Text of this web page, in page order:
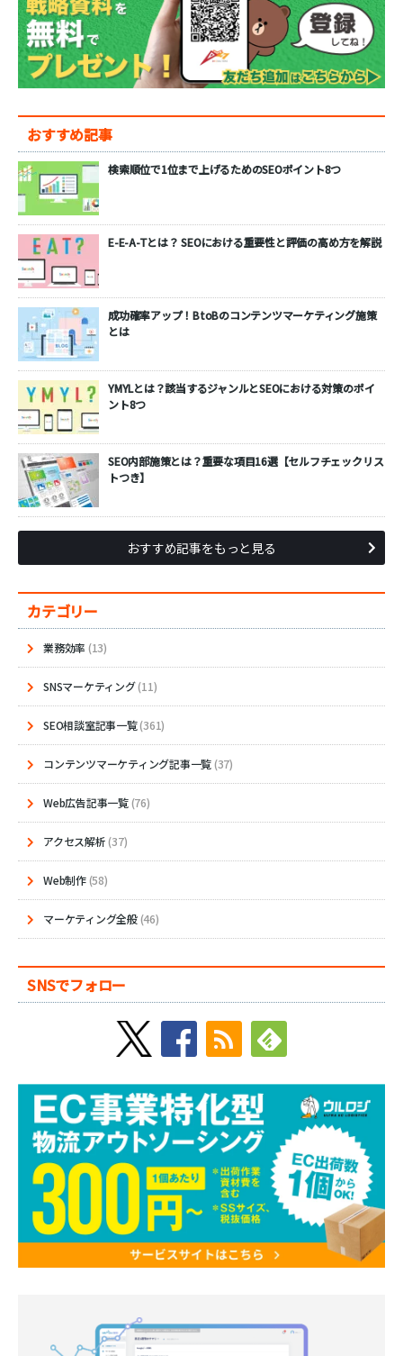
おすすめ記事
検索順位で1位まで上げるためのSEOポイント8つ
E-E-A-Tとは？ SEOにおける重要性と評価の高め方を解説
成功確率アップ！BtoBのコンテンツマーケティング施策
とは
YMYLとは？該当するジャンルとSEOにおける対策のポイ
ント8つ
SEO内部施策とは？重要な項目16選【セルフチェックリス
トつき】
おすすめ記事をもっと見る
カテゴリー
業務効率 (13)
SNSマーケティング(11)
SEO相談室記事一覧(361)
コンテンツマーケティング記事一覧(37)
Web広告記事一覧(76)
アクセス解析(37)
Web制作(58)
マーケティング全般(46)
SNSでフォロー